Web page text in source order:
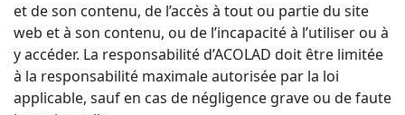
et de son contenu, de l’accès à tout ou partie du site
web et à son contenu, ou de l’incapacité à l’utiliser ou à
y accéder. La responsabilité d’ACOLAD doit être limitée
à la responsabilité maximale autorisée par la loi
applicable, sauf en cas de négligence grave ou de faute